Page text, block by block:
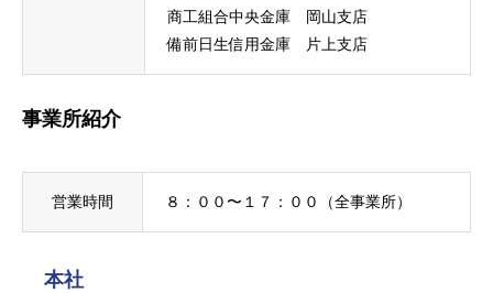
商工組合中央金庫 岡山支店
備前日生信用金庫 片上支店
事業所紹介
営業時間 ８：００〜１７：００（全事業所）
本社